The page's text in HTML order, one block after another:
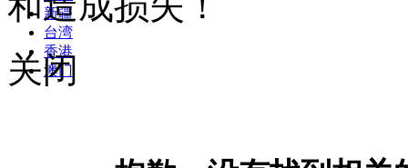
新疆
台湾
香港
澳门
关闭